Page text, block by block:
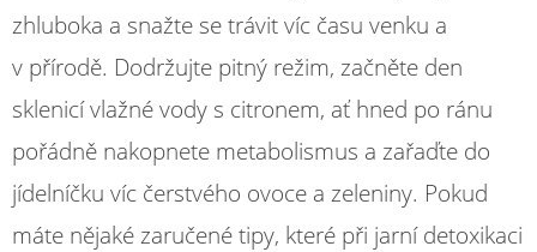
zhluboka a snažte se trávit víc času venku a
v přírodě. Dodržujte pitný režim, začněte den
sklenicí vlažné vody s citronem, ať hned po ránu
pořádně nakopnete metabolismus a zařaďte do
jídelníčku víc čerstvého ovoce a zeleniny. Pokud
máte nějaké zaručené tipy, které při jarní detoxikaci